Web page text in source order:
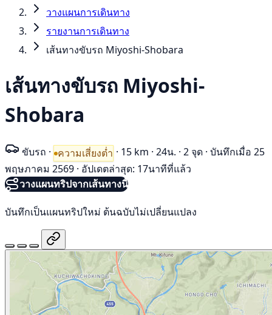
วางแผนการเดินทาง
รายงานการเดินทาง
เส้นทางขับรถ Miyoshi-Shobara
เส้นทางขับรถ Miyoshi-
Shobara
ขับรถ · ความเสี่ยงต่ำ · 15 km · 24น. · 2 จุด · บันทึกเมื่อ 25
พฤษภาคม 2569 · อัปเดตล่าสุด: 17นาทีที่แล้ว
วางแผนทริปจากเส้นทางนี้
บันทึกเป็นแผนทริปใหม่ ต้นฉบับไม่เปลี่ยนแปลง